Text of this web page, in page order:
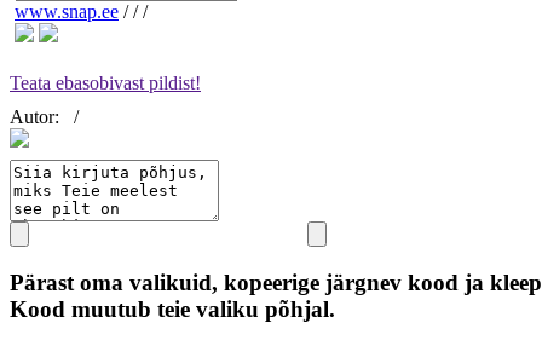
www.snap.ee / / /
Teata ebasobivast pildist!
Autor:
/
Pärast oma valikuid, kopeerige järgnev kood ja
Kood muutub teie valiku põhjal.